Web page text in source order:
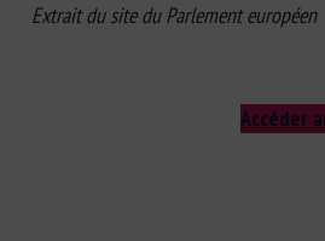
Extrait du site du Parlement européen
Accéder